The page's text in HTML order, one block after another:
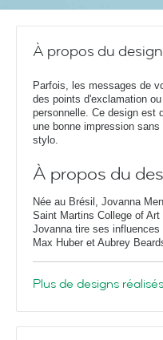
À propos du design
Parfois, les messages de
des points d'exclamation
personnelle. Ce design est
une bonne impression
stylo.
À propos du
Née au Brésil, Jovanna
Saint Martins College of
Jovanna tire ses
Max Huber et Aubrey
Plus de designs